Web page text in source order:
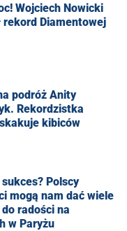
Wojciech Nowicki
rekord Diamentowej
podróż Anity
Rekordzistka
kibiców
Polscy
mogą nam dać wiele
radości na
w Paryżu